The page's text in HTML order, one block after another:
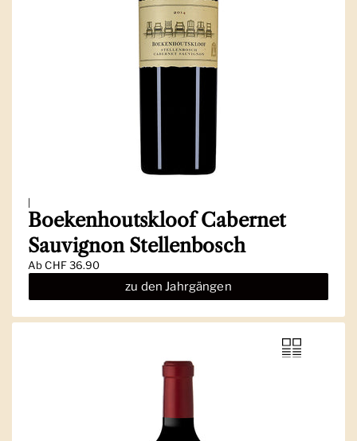
|
Boekenhoutskloof Cabernet
Sauvignon Stellenbosch
AbCHF 36.90
zu den Jahrgängen